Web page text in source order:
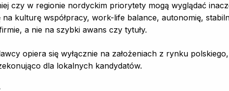
czy w regionie nordyckim priorytety mogą wyglądać
na kulturę współpracy, work-life balance, autonomię,
a nie na szybki awans czy tytuły.
opiera się wyłącznie na założeniach z rynku
dla lokalnych kandydatów.